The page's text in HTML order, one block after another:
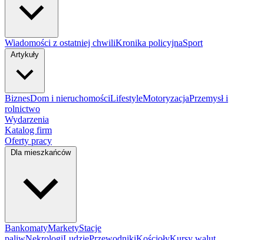
Wiadomości z ostatniej chwiliKronika policyjnaSport
Artykuły
BiznesDom i nieruchomościLifestyleMotoryzacjaPrzemysł i
rolnictwo
Wydarzenia
Katalog firm
Oferty pracy
Dla mieszkańców
BankomatyMarketyStacje